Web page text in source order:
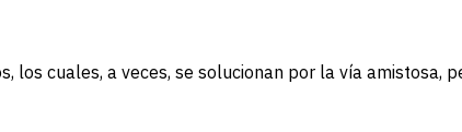
los cuales, a veces, se solucionan por la vía amistosa,